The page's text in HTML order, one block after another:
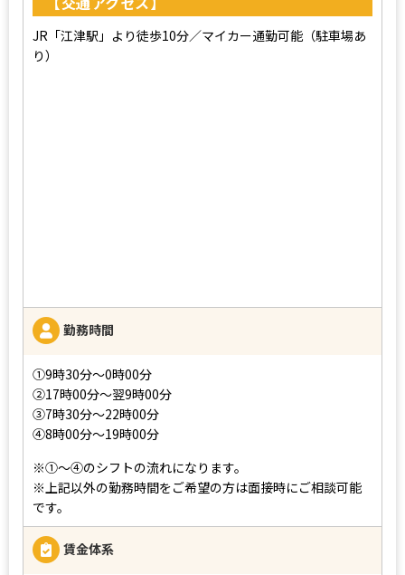
JR「江津駅」より徒歩10分／マイカー通勤可能（駐車場あ
り）
勤務時間
➀9時30分〜0時00分
➁17時00分〜翌9時00分
➂7時30分〜22時00分
➃8時00分～19時00分
※➀～➃のシフトの流れになります。
※上記以外の勤務時間をご希望の方は面接時にご相談可能
です。
賃金体系